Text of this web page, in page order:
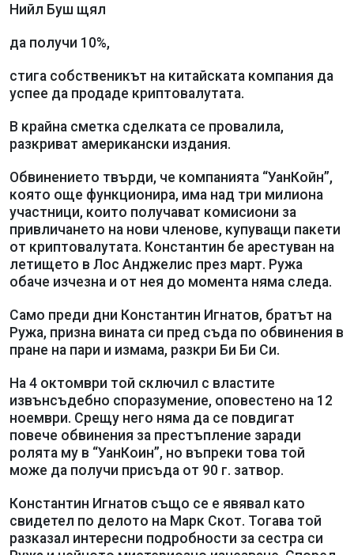
Нийл Буш щял
да получи 10%,
стига собственикът на китайската компания да
успее да продаде криптовалутата.
В крайна сметка сделката се провалила,
разкриват американски издания.
Обвинението твърди, че компанията “УанКойн”,
която още функционира, има над три милиона
участници, които получават комисиони за
привличането на нови членове, купуващи пакети
от криптовалутата. Константин бе арестуван на
летището в Лос Анджелис през март. Ружа
обаче изчезна и от нея до момента няма следа.
Само преди дни Константин Игнатов, братът на
Ружа, призна вината си пред съда по обвинения в
пране на пари и измама, разкри Би Би Си.
На 4 октомври той сключил с властите
извънсъдебно споразумение, оповестено на 12
ноември. Срещу него няма да се повдигат
повече обвинения за престъпление заради
ролята му в “УанКоин”, но въпреки това той
може да получи присъда от 90 г. затвор.
Константин Игнатов също се е явявал като
свидетел по делото на Марк Скот. Тогава той
разказал интересни подробности за сестра си